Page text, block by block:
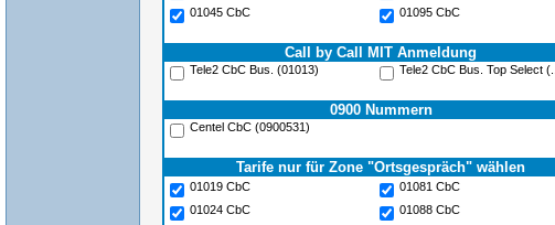
01045 CbC
01095 CbC
Call by Call MIT Anmeldung
Tele2 CbC Bus. (01013) Tele2 CbC Bus. Top Select (...
0900 Nummern
Centel CbC (0900531)
Tarife nur für Zone "Ortsgespräch" wählen
01019 CbC 01081 CbC
01024 CbC
01088 CbC